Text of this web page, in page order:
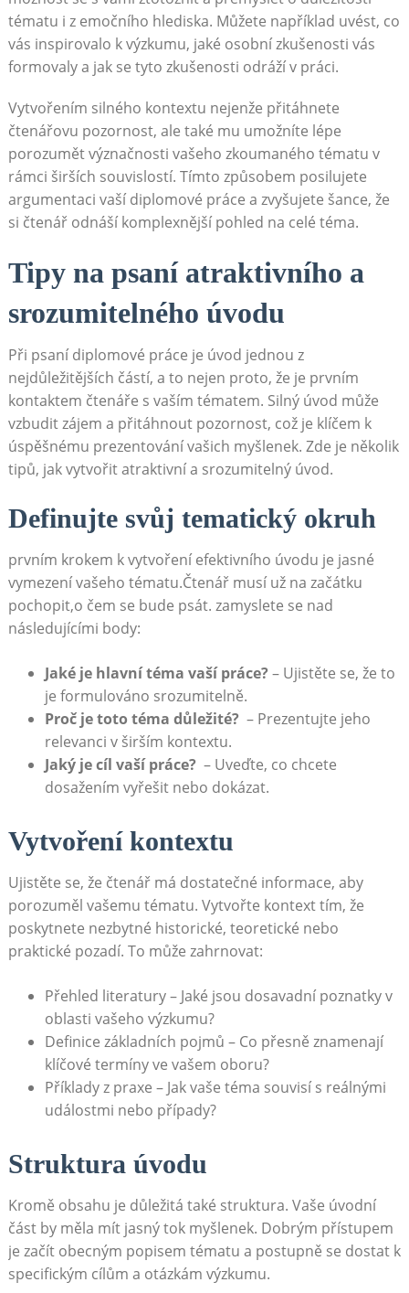
tématu​ i z emočního hlediska. Můžete například uvést, co
vás ⁢inspirovalo k výzkumu, jaké osobní zkušenosti vás
formovaly a jak se tyto zkušenosti odráží v práci.
Vytvořením silného kontextu nejenže přitáhnete
⁤čtenářovu pozornost,​ ale také ⁤mu umožníte lépe
porozumět význačnosti vašeho zkoumaného tématu v
rámci širších souvislostí. Tímto způsobem posilujete
argumentaci vaší diplomové práce a zvyšujete​ šance, že
si‍ čtenář odnáší‌ komplexnější pohled na ⁢celé téma.
Tipy na psaní atraktivního a
srozumitelného úvodu
Při psaní diplomové práce je úvod jednou z
nejdůležitějších částí, a to nejen proto, ‌že je prvním
kontaktem‍ čtenáře s vaším tématem. Silný úvod může⁣
vzbudit zájem a přitáhnout pozornost, což je klíčem k
úspěšnému⁢ prezentování vašich myšlenek. Zde⁣ je několik
tipů, jak vytvořit atraktivní a srozumitelný ⁢úvod.
Definujte svůj ⁣tematický okruh
prvním krokem k vytvoření ​efektivního‌ úvodu je jasné
⁤vymezení vašeho tématu.Čtenář ​musí už⁢ na začátku
pochopit,o ⁢čem se bude psát. ‍zamyslete ‌se ⁤nad
následujícími body:
Jaké⁤ je hlavní ‌téma vaší práce? ‍– Ujistěte se, že to
je formulováno srozumitelně.
Proč je ‌toto téma ​důležité? ⁢ – Prezentujte jeho
relevanci v širším kontextu.
Jaký je cíl vaší práce? ⁢ – Uveďte, co chcete
dosažením vyřešit nebo dokázat.
Vytvoření kontextu
Ujistěte ​se, že čtenář má dostatečné informace, aby
porozuměl vašemu tématu. Vytvořte kontext tím, že
poskytnete⁢ nezbytné historické, teoretické nebo​
praktické pozadí. To může zahrnovat:
Přehled ⁢literatury – Jaké jsou dosavadní poznatky v
oblasti vašeho výzkumu?
Definice základních pojmů⁤ – Co přesně znamenají
klíčové termíny ve vašem ‍oboru?
Příklady z praxe – Jak vaše⁢ téma souvisí s reálnými
událostmi nebo případy?
Struktura úvodu
Kromě obsahu je důležitá také struktura. Vaše úvodní
část by měla ⁤mít jasný tok myšlenek. Dobrým přístupem‌
je začít obecným popisem tématu a postupně se dostat k
specifickým cílům ⁢a⁢ otázkám výzkumu. ⁤